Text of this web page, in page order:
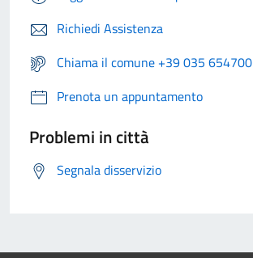
Richiedi Assistenza
Chiama il comune +39 035 654700
Prenota un appuntamento
Problemi in città
Segnala disservizio